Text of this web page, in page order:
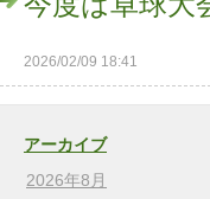
2026/02/09 18:41
アーカイブ
2026年8月